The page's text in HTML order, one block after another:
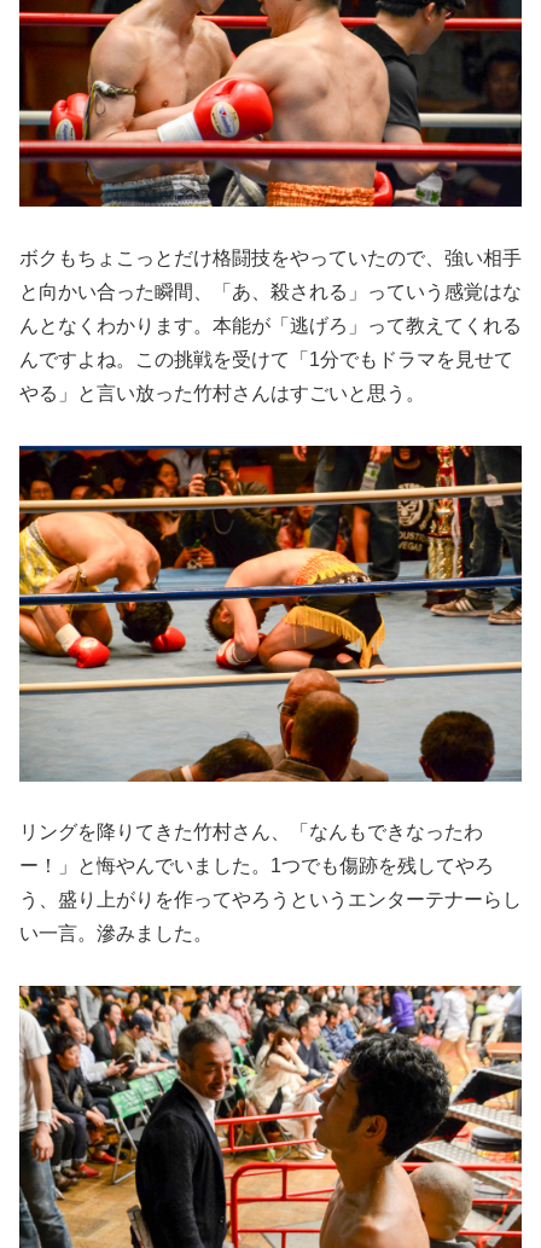
ボクもちょこっとだけ格闘技をやっていたので、強い相手
と向かい合った瞬間、「あ、殺される」っていう感覚はな
んとなくわかります。本能が「逃げろ」って教えてくれる
んですよね。この挑戦を受けて「1分でもドラマを見せて
やる」と言い放った竹村さんはすごいと思う。
リングを降りてきた竹村さん、「なんもできなったわ
ー！」と悔やんでいました。1つでも傷跡を残してやろ
う、盛り上がりを作ってやろうというエンターテナーらし
い一言。滲みました。